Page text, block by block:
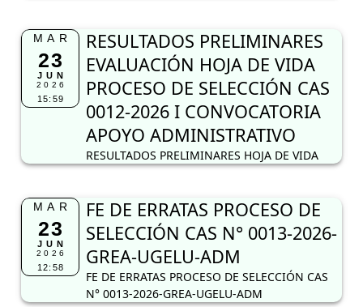
MAR
23
JUN
2026
15:59
RESULTADOS PRELIMINARES
EVALUACIÓN HOJA DE VIDA
PROCESO DE SELECCIÓN CAS
0012-2026 I CONVOCATORIA
APOYO ADMINISTRATIVO
RESULTADOS PRELIMINARES HOJA DE VIDA
MAR
23
JUN
2026
12:58
FE DE ERRATAS PROCESO DE
SELECCIÓN CAS N° 0013-2026-
GREA-UGELU-ADM
FE DE ERRATAS PROCESO DE SELECCIÓN CAS
N° 0013-2026-GREA-UGELU-ADM